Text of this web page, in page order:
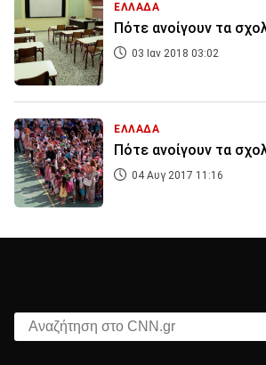
ΕΛΛΑΔΑ
Πότε ανοίγουν τα
03 Ιαν 2018 03:02
ΕΛΛΑΔΑ
Πότε ανοίγουν τα
04 Αυγ 2017 11:16
Αναζήτηση στο CNN.gr